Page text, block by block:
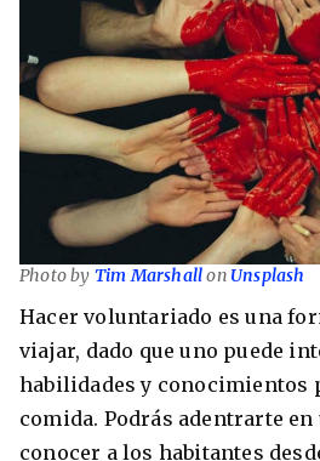
Photo by Tim Marshallon Unsplash
Hacer voluntariado es una
viajar, dado que uno puede
habilidades y conocimientos
comida. Podrás adentrarte
conocer a los habitantes